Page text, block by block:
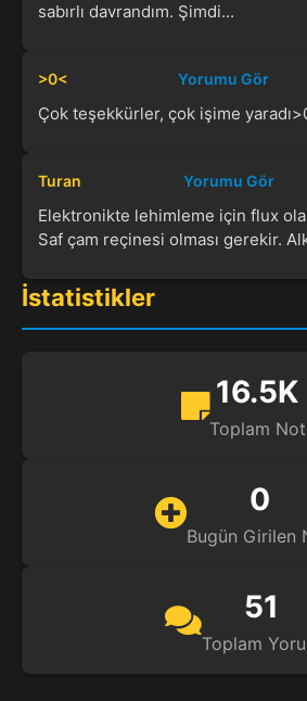
sabırlı davrandım. Şimdi...
>0< Yorumu Gör
Çok teşekkürler, çok işime
Turan Yorumu Gör
Elektronikte lehimleme için flux
Saf çam reçinesi olması gerekir.
İstatistikler
16.5K
Toplam Not
0
Bugün Girilen
51
Toplam